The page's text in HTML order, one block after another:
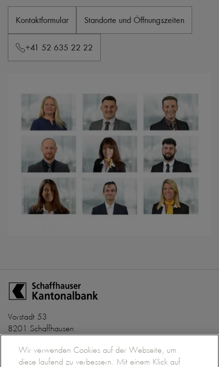
Kontaktformular Standorte und Öffnungszeiten
+41 52 635 22 22
Vorstadt 53
8201 Schaffhausen
info@shkb.ch
BIC/SWIFT SHKBCH2S
Wir verwenden Cookies auf der Webseite, um
diese laufend zu verbessern. Mit einem Klick auf